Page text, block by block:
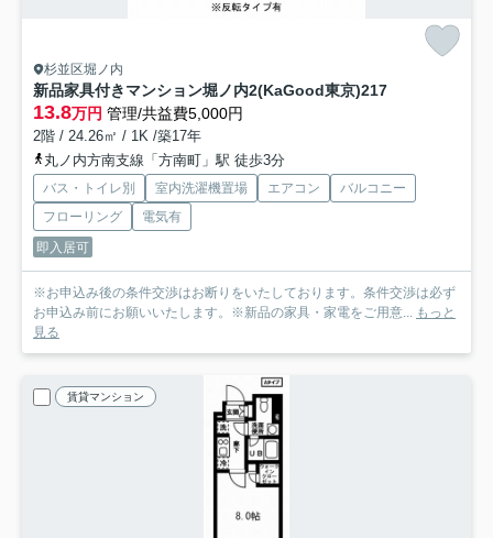
杉並区堀ノ内
新品家具付きマンション堀ノ内2(KaGood東京)217
13.8万円 管理/共益費5,000円
2階 / 24.26㎡ / 1K /築17年
丸ノ内方南支線「方南町」駅 徒歩3分
バス・トイレ別 室内洗濯機置場 エアコン
バルコニー
フローリング
電気有
即入居可
※お申込み後の条件交渉はお断りをいたしております。条件交渉は必ず
お申込み前にお願いいたします。※新品の家具・家電をご用意... もっと
見る
賃貸マンション